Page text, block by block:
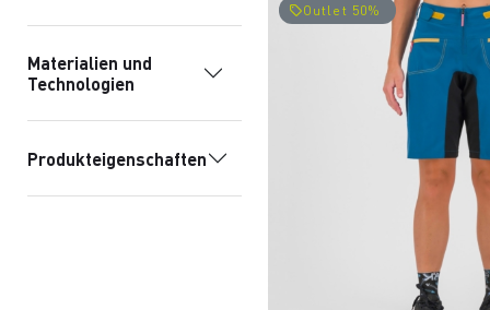
Materialien und
Technologien
Produkteigenschaften
local_offerOutlet 50%